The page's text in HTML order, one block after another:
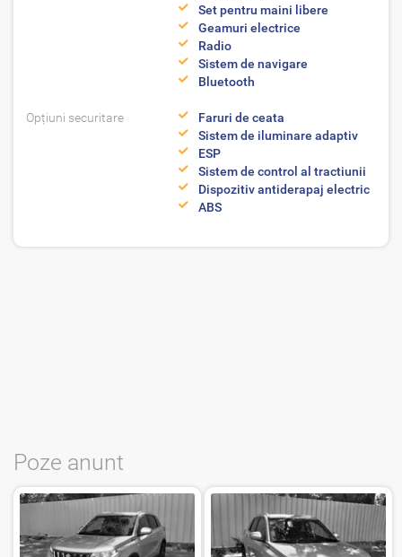
Set pentru maini libere
Geamuri electrice
Radio
Sistem de navigare
Bluetooth
Opțiuni securitare
Faruri de ceata
Sistem de iluminare adaptiv
ESP
Sistem de control al tractiunii
Dispozitiv antiderapaj electric
ABS
Poze anunt